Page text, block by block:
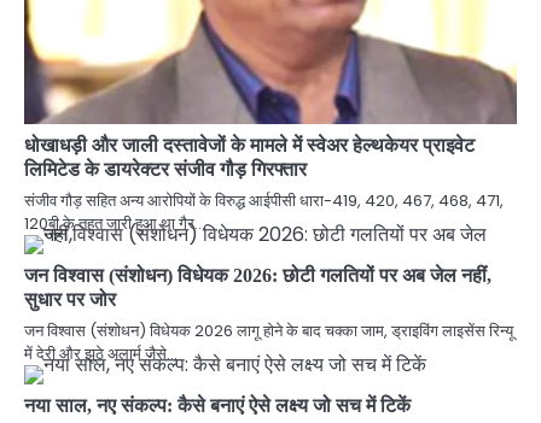
धोखाधड़ी और जाली दस्तावेजों के मामले में स्वेअर हेल्थकेयर प्राइवेट
लिमिटेड के डायरेक्टर संजीव गौड़ गिरफ्तार
संजीव गौड़ सहित अन्य आरोपियों के विरुद्ध आईपीसी धारा-419, 420, 467, 468, 471,
120बी के तहत जारी हुआ था गैर…
जन विश्वास (संशोधन) विधेयक 2026: छोटी गलतियों पर अब जेल नहीं,
सुधार पर जोर
जन विश्वास (संशोधन) विधेयक 2026 लागू होने के बाद चक्का जाम, ड्राइविंग लाइसेंस रिन्यू
में देरी और झूठे अलार्म जैसे…
नया साल, नए संकल्प: कैसे बनाएं ऐसे लक्ष्य जो सच में टिकें